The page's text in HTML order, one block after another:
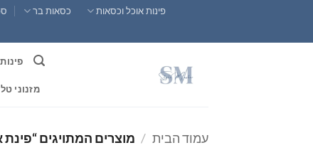
content
פינות אוכל וכסאות כסאות בר
מזנוני
עמוד הבית / מוצרים המתויגים